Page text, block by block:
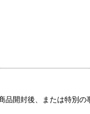
品開封後、または特別の